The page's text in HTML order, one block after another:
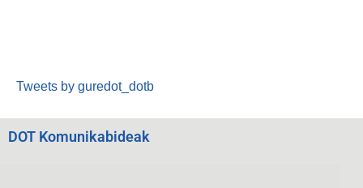
Tweets by guredot_dotb
DOT Komunikabideak